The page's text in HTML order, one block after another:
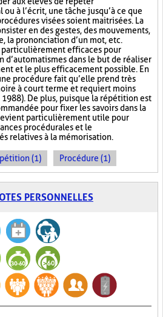
à l’écrit, une tâche jusqu’à ce que
visées soient maitrisées. La
en des gestes, des mouvements,
la prononciation d’un mot, etc.
particulièrement efficaces pour
d’automatismes dans le but de réaliser
et le plus efficacement possible. En
procédure fait qu’elle prend très
à court terme et requiert moins
De plus, puisque la répétition est
pour fixer les savoirs dans la
particulièrement utile pour
procédurales et le
relatives à la mémorisation.
(1) Procédure (1)
PERSONNELLES